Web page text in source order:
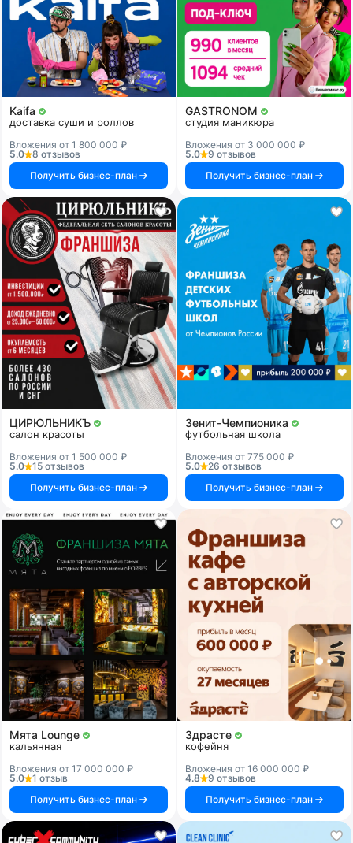
Kaifa
доставка суши и роллов
Вложения от 1 800 000 ₽
5.0
8 отзывов
Получить бизнес-план
GASTRONOM
студия маникюра
Вложения от 3 000 000 ₽
5.0
9 отзывов
Получить бизнес-план
ЦИРЮЛЬНИКЪ
салон красоты
Вложения от 1 500 000 ₽
5.0
15 отзывов
Получить бизнес-план
Зенит-Чемпионика
футбольная школа
Вложения от 775 000 ₽
5.0
26 отзывов
Получить бизнес-план
Мята Lounge
кальянная
Вложения от 17 000 000 ₽
5.0
1 отзыв
Получить бизнес-план
Здрасте
кофейня
Вложения от 16 000 000 ₽
4.8
9 отзывов
Получить бизнес-план